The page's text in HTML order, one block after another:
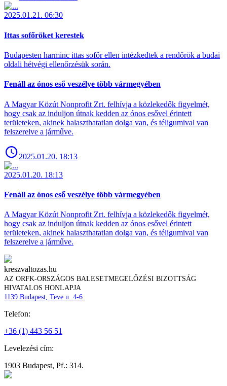
2025.01.21. 06:30
Ittas sofőröket kerestek
Budapesten harminc ittas sofőr ellen intézkedtek a rendőrök a budai
oldali hétvégi ellenőrzésük során.
Fenáll az ónos eső veszélye több vármegyében
A Magyar Közút Nonprofit Zrt. felhívja a közlekedők figyelmét,
hogy csak az induljon útnak kedden az ónos esővel érintett
területeken, akinek halaszthatatlan dolga van, és téligumival van
felszerelve a járműve.
2025.01.20. 18:13
2025.01.20. 18:13
Fenáll az ónos eső veszélye több vármegyében
A Magyar Közút Nonprofit Zrt. felhívja a közlekedők figyelmét,
hogy csak az induljon útnak kedden az ónos esővel érintett
területeken, akinek halaszthatatlan dolga van, és téligumival van
felszerelve a járműve.
kreszvaltozas.hu
AZ ORFK-ORSZÁGOS BALESETMEGELŐZÉSI BIZOTTSÁG
HIVATALOS HONLAPJA
1139 Budapest, Teve u. 4-6.
Telefon:
+36 (1) 443 56 51
Levelezési cím:
1903 Budapest, Pf.: 314.